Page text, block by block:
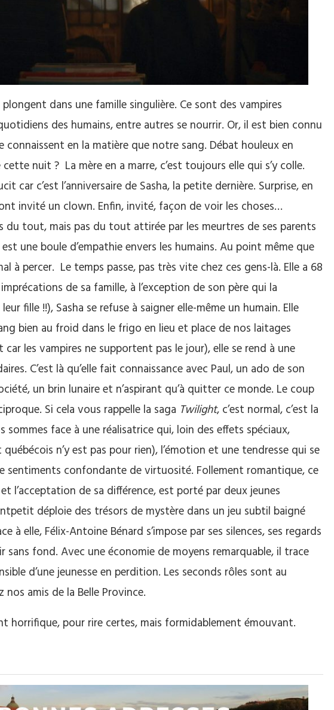
dans une famille singulière. Ce sont des vampires
des humains, entre autres se nourrir. Or, il est bien connu
en la matière que notre sang. Débat houleux en
nuit ? La mère en a marre, c’est toujours elle qui s’y colle.
car c’est l’anniversaire de Sasha, la petite dernière. Surprise, en
invité un clown. Enfin, invité, façon de voir les choses…
du tout, mais pas du tout attirée par les meurtres de ses parents
une boule d’empathie envers les humains. Au point même que
à percer. Le temps passe, pas très vite chez ces gens-là. Elle a 68
de sa famille, à l’exception de son père qui la
fille !!), Sasha se refuse à saigner elle-même un humain. Elle
bien au froid dans le frigo en lieu et place de nos laitages
les vampires ne supportent pas le jour), elle se rend à une
C’est là qu’elle fait connaissance avec Paul, un ado de son
un brin lunaire et n’aspirant qu’à quitter ce monde. Le coup
Si cela vous rappelle la saga Twilight, c’est normal, c’est la
sommes face à une réalisatrice qui, loin des effets spéciaux,
n’y est pas pour rien), l’émotion et une tendresse qui se
sentiments confondante de virtuosité. Follement romantique, ce
l’acceptation de sa différence, est porté par deux jeunes
déploie des trésors de mystère dans un jeu subtil baigné
à elle, Félix-Antoine Bénard s’impose par ses silences, ses regards
sans fond. Avec une économie de moyens remarquable, il trace
d’une jeunesse en perdition. Les seconds rôles sont au
amis de la Belle Province.
horrifique, pour rire certes, mais formidablement émouvant.